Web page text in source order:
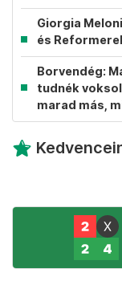
Giorgia
és
Borvendég:
tudnék
marad más,